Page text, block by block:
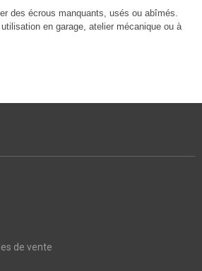
des écrous manquants, usés ou abîmés.
en garage, atelier mécanique ou à
de vente